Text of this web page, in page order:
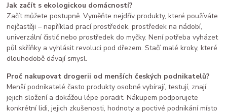
Jak začít s ekologickou domácností?
Začít můžete postupně. Vyměňte nejdřív produkty, které používáte
nejčastěji – například prací prostředek, prostředek na nádobí,
univerzální čistič nebo prostředek do myčky. Není potřeba vyházet
půl skříňky a vyhlásit revoluci pod dřezem. Stačí malé kroky, které
dlouhodobě dávají smysl.
Proč nakupovat drogerii od menších českých podnikatelů?
Menší podnikatelé často produkty osobně vybírají, testují, znají
jejich složení a dokážou lépe poradit. Nákupem podporujete
konkrétní lidi, jejich zkušenosti, hodnoty a poctivé podnikání místo